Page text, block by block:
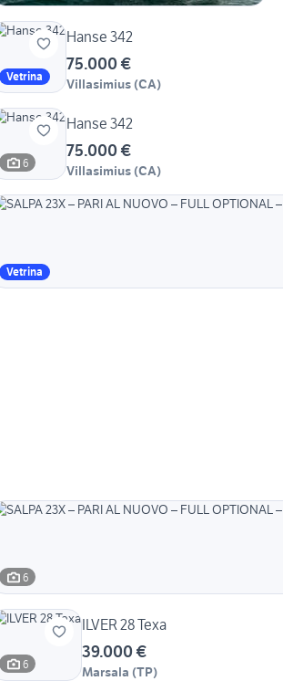
Vetrina
Hanse 342
75.000 €
Villasimius (CA)
6
Hanse 342
75.000 €
Villasimius (CA)
Vetrina
6
6
ILVER 28 Texa
39.000 €
Marsala (TP)